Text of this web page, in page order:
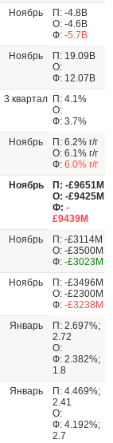
Ноябрь
П: -4.8B
О: -4.6B
Ф: -5.7B
Ноябрь
П: 19.09B
О:
Ф: 12.07B
3 квартал П: 4.1%
О:
Ф: 3.7%
Ноябрь
П: 6.2% г/г
О: 6.1% г/г
Ф: 6.0% г/г
Ноябрь
П: -£9651М
О: -£9425М
Ф: -
£9439М
Ноябрь
П: -£3114М
О: -£3500М
Ф: -£3023М
Ноябрь
П: -£3496M
О: -£2300M
Ф: -£3238M
Январь
П: 2.697%;
2.72
О:
Ф: 2.382%;
1.8
Январь
П: 4.469%;
2.41
О:
Ф: 4.192%;
2.7